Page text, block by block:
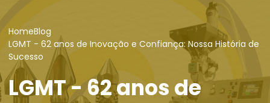
HomeBlog
LGMT - 62 anos de Inovação e Confiança: Nossa História de
Sucesso
LGMT - 62 anos de